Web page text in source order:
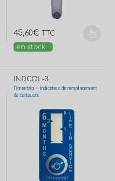
45,60€ TTC
en stock
INDCOL-3
Timestrip – indicateur de remplacement
de cartouche